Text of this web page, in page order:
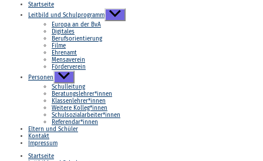
Startseite
Leitbild und Schulprogramm
Untermenü
anzeigen
Europa an der BvA
Digitales
Berufsorientierung
Filme
Ehrenamt
Mensaverein
Förderverein
Personen
Untermenü
anzeigen
Schulleitung
Beratungslehrer*innen
Klassenlehrer*innen
Weitere Kolleg*innen
Schulsozialarbeiter*innen
Referendar*innen
Eltern und Schüler
Kontakt
Impressum
Startseite